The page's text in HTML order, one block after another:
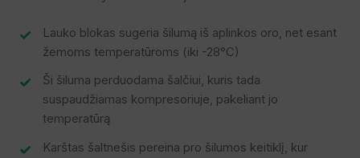
Lauko blokas sugeria šilumą iš aplinkos oro, net esant
žemoms temperatūroms (iki -28°C)
Ši šiluma perduodama šalčiui, kuris tada
suspaudžiamas kompresoriuje, pakeliant jo
temperatūrą
Karštas šaltnešis pereina pro šilumos keitiklį, kur